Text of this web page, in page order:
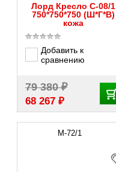
Лорд Кресло С-08/1
750*750*750 (Ш*Г*В)
кожа
Добавить к
сравнению
79 380₽
68 267 ₽
M-72/1